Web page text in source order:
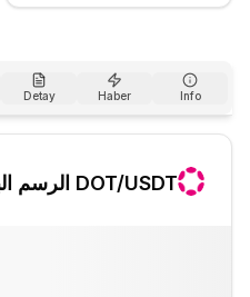
Detay Haber Info
DOT/USDT الرسم البياني